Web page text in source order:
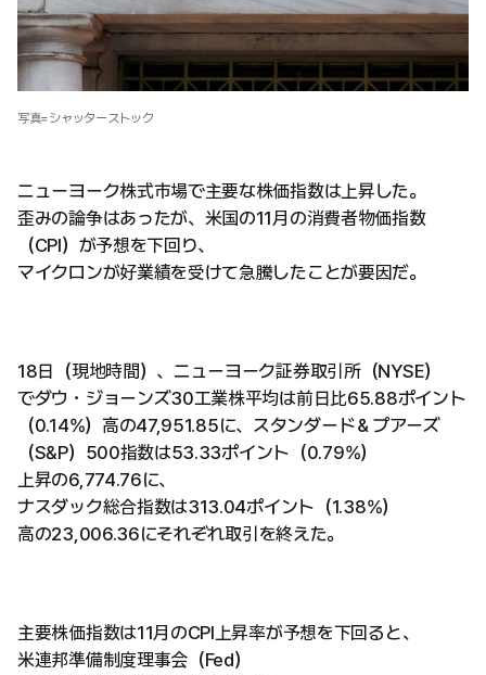
写真=シャッターストック
ニューヨーク株式市場で主要な株価指数は上昇した。
歪みの論争はあったが、米国の11月の消費者物価指数
（CPI）が予想を下回り、
マイクロンが好業績を受けて急騰したことが要因だ。
18日（現地時間）、ニューヨーク証券取引所（NYSE）
でダウ・ジョーンズ30工業株平均は前日比65.88ポイント
（0.14%）高の47,951.85に、スタンダード＆プアーズ
（S&P）500指数は53.33ポイント（0.79%）
上昇の6,774.76に、
ナスダック総合指数は313.04ポイント（1.38%）
高の23,006.36にそれぞれ取引を終えた。
主要株価指数は11月のCPI上昇率が予想を下回ると、
米連邦準備制度理事会（Fed）